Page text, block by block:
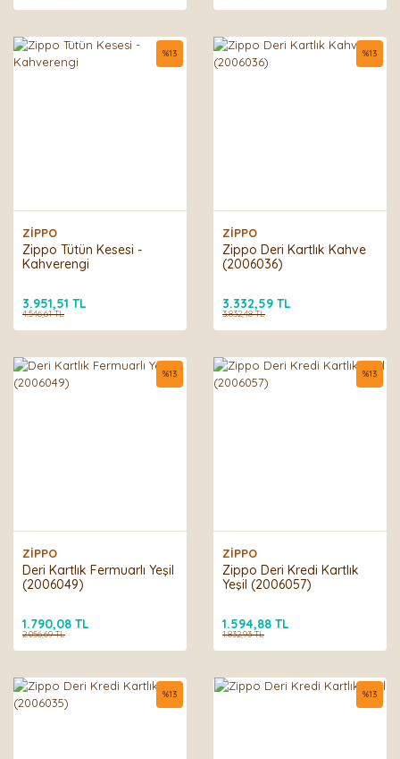
ZİPPO
Zippo Tütün Kesesi -
Kahverengi
%13
3.951,51 TL
4.546,61 TL
ZİPPO
Zippo Deri Kartlık Kahve
(2006036)
%13
3.332,59 TL
3.832,48 TL
ZİPPO
Deri Kartlık Fermuarlı Yeşil
(2006049)
%13
1.790,08 TL
2.056,69 TL
ZİPPO
Zippo Deri Kredi Kartlık
Yeşil (2006057)
%13
1.594,88 TL
1.832,93 TL
%13 %13